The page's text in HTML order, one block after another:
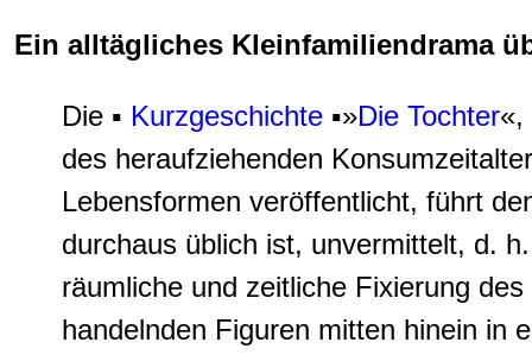
Ein alltägliches Kleinfamiliendrama
Die ▪ Kurzgeschichte ▪»Die Tochter«,
des heraufziehenden
Lebensformen veröffentlicht, führt
durchaus üblich ist, unvermittelt, d.
räumliche und zeitliche Fixierung
handelnden Figuren mitten hinein in